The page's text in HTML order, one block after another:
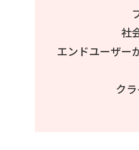
社
エンドユーザー
ク